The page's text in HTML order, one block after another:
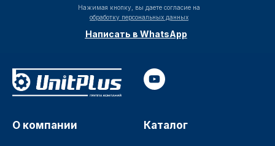
Нажимая кнопку, вы даете согласие на
обработку персональных данных
Написать в WhatsApp
О компании Каталог